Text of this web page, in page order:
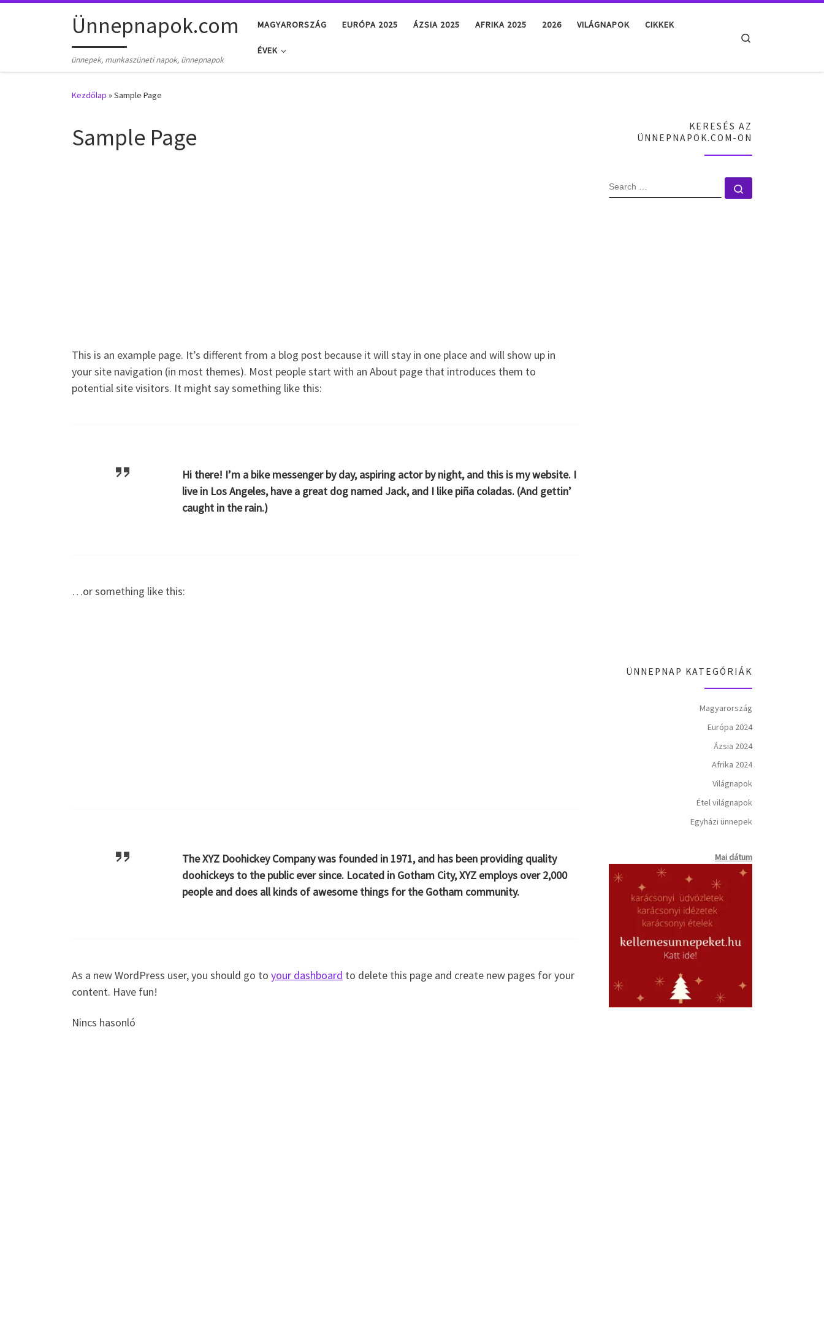
Skip to contentÜnnepnapok.com
ünnepek, munkaszüneti napok, ünnepnapok
MAGYARORSZÁG EURÓPA 2025 ÁZSIA 2025 AFRIKA 2025 2026 VILÁGNAPOK CIKKEK
ÉVEK
Kezdőlap »Sample Page
Sample Page
This is an example page. It’s different from a blog post because it will stay in one place and will show up in
your site navigation (in most themes). Most people start with an About page that introduces them to
potential site visitors. It might say something like this:
Hi there! I’m a bike messenger by day, aspiring actor by night, and this is my website. I
live in Los Angeles, have a great dog named Jack, and I like piña coladas. (And gettin’
caught in the rain.)
…or something like this:
The XYZ Doohickey Company was founded in 1971, and has been providing quality
doohickeys to the public ever since. Located in Gotham City, XYZ employs over 2,000
people and does all kinds of awesome things for the Gotham community.
As a new WordPress user, you should go to your dashboard to delete this page and create new pages for your
content. Have fun!
Nincs hasonló
KERESÉS AZ
ÜNNEPNAPOK.COM-ON
SEARCH
ÜNNEPNAP KATEGÓRIÁK
Magyarország
Európa 2024
Ázsia 2024
Afrika 2024
Világnapok
Étel világnapok
Egyházi ünnepek
Mai dátum